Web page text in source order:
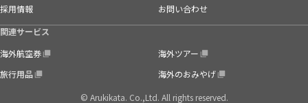
採用情報
お問い合わせ
関連サービス
海外航空券
海外ツアー
旅行用品
海外のおみやげ
© Arukikata. Co.,Ltd. All rights reserved.